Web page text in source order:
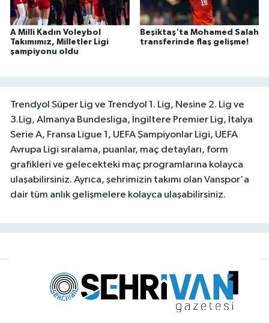
A Milli Kadın Voleybol
Takımımız, Milletler Ligi
şampiyonu oldu
Beşiktaş'ta Mohamed Salah
transferinde flaş gelişme!
Trendyol Süper Lig ve Trendyol 1. Lig, Nesine 2. Lig ve
3.Lig, Almanya Bundesliga, İngiltere Premier Lig, İtalya
Serie A, Fransa Ligue 1, UEFA Şampiyonlar Ligi, UEFA
Avrupa Ligi sıralama, puanlar, maç detayları, form
grafikleri ve gelecekteki maç programlarına kolayca
ulaşabilirsiniz. Ayrıca, şehrimizin takımı olan Vanspor'a
dair tüm anlık gelişmelere kolayca ulaşabilirsiniz.